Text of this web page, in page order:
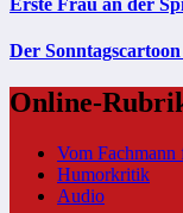
Der
Online-
Vom Fachmann
Humorkritik
Audio